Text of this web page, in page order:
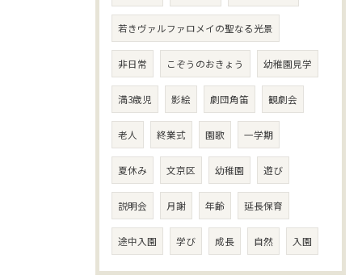
若きヴァルファロメイの聖なる光景
非日常 こぞうのおきょう 幼稚園見学
満3歳児 影絵 劇団角笛 観劇会
老人 終業式 園歌 一学期
夏休み 文京区 幼稚園 遊び
説明会 月謝 年齢 延長保育
途中入園 学び 成長 自然 入園